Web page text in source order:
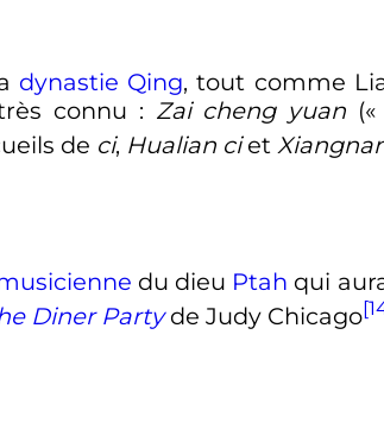
dynastie Qing, tout comme
connu : Zai cheng yuan («
de ci, Hualian ciet
du dieu Ptah qui
Diner Partyde Judy Chicago